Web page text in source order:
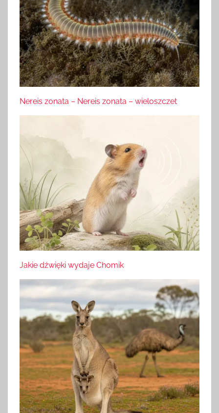
Nereis zonata – Nereis zonata – wieloszczet
Jakie dźwięki wydaje Chomik